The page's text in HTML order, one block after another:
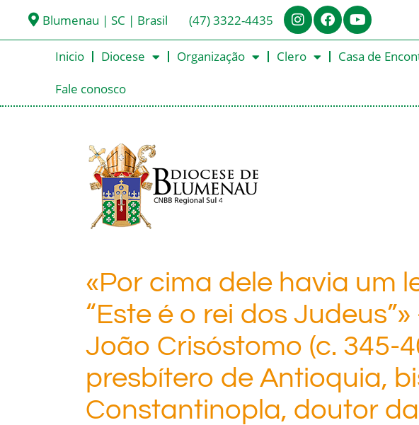
Blumenau | SC | Brasil (47) 3322-4435
Inicio Diocese Organização Clero Casa de
Fale conosco
«Por cima dele havia um
“Este é o rei dos
João Crisóstomo (c. 345-
presbítero de Antioquia,
Constantinopla, doutor